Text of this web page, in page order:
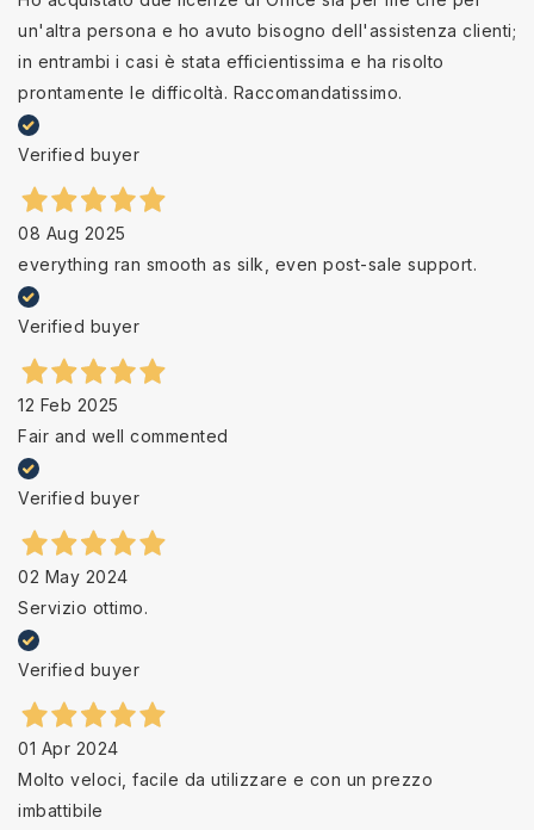
un'altra persona e ho avuto bisogno dell'assistenza clienti;
in entrambi i casi è stata efficientissima e ha risolto
prontamente le difficoltà. Raccomandatissimo.
Verified buyer
08 Aug 2025
everything ran smooth as silk, even post-sale support.
Verified buyer
12 Feb 2025
Fair and well commented
Verified buyer
02 May 2024
Servizio ottimo.
Verified buyer
01 Apr 2024
Molto veloci, facile da utilizzare e con un prezzo
imbattibile